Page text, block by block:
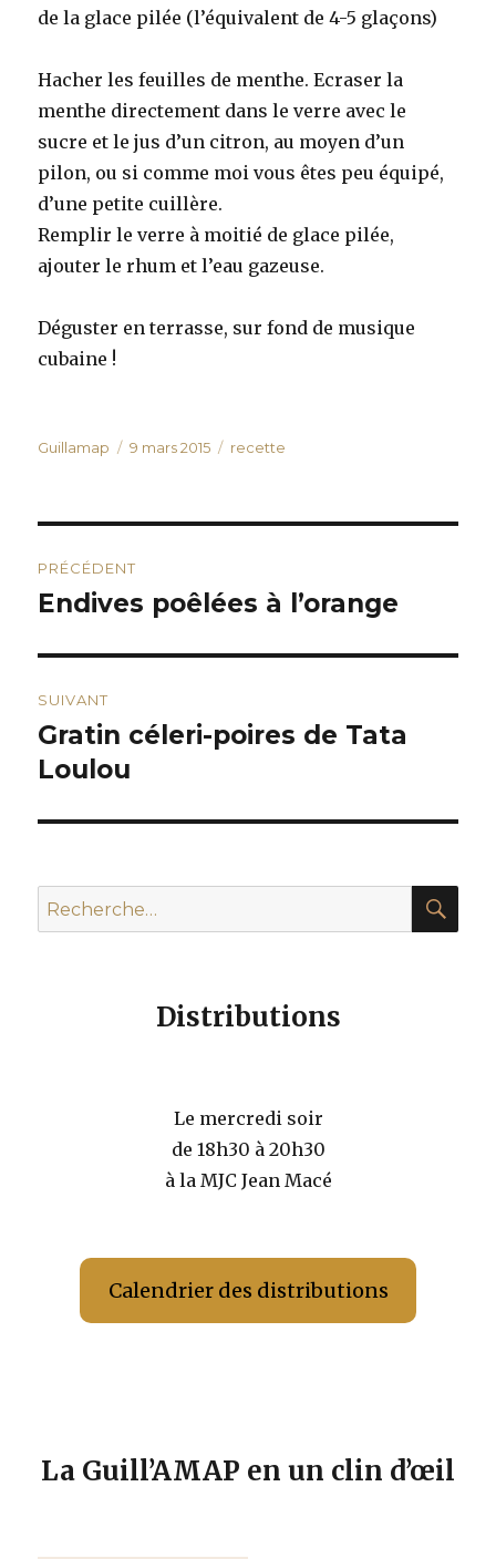
de la glace pilée (l’équivalent de 4-5 glaçons)
Hacher les feuilles de menthe. Ecraser la
menthe directement dans le verre avec le
sucre et le jus d’un citron, au moyen d’un
pilon, ou si comme moi vous êtes peu équipé,
d’une petite cuillère.
Remplir le verre à moitié de glace pilée,
ajouter le rhum et l’eau gazeuse.
Déguster en terrasse, sur fond de musique
cubaine !
Auteur
Guillamap
Publié
9 mars 2015 Catégories
recette
de
PRÉCÉDENT
Publication
Endives poêlées à l’orange
SUIVANT
Publication
suivante :
Gratin céleri-poires de Tata
Loulou
Recherche
pour :
Distributions
Le mercredi soir
de 18h30 à 20h30
à la MJC Jean Macé
Calendrier des distributions
La Guill’AMAP en un clin d’œil